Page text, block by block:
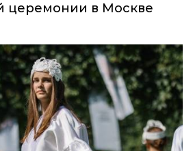
церемонии в Москве